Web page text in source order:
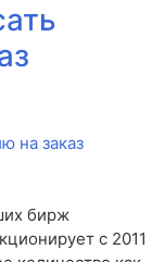
бирж
с 2011